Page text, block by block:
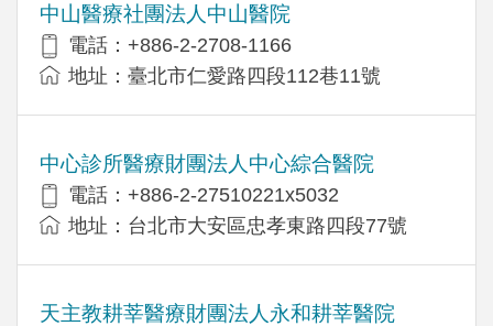
中山醫療社團法人中山醫院
電話：+886-2-2708-1166
地址：臺北市仁愛路四段112巷11號
中心診所醫療財團法人中心綜合醫院
電話：+886-2-27510221x5032
地址：台北市大安區忠孝東路四段77號
天主教耕莘醫療財團法人永和耕莘醫院